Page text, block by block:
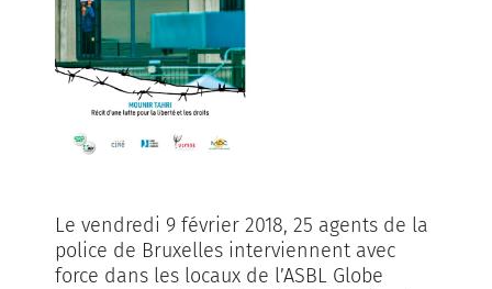
Le vendredi 9 février 2018, 25 agents de la
police de Bruxelles interviennent avec
force dans les locaux de l’ASBL Globe